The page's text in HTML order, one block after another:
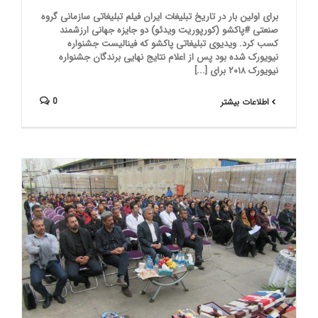
برای اولین بار در تاریخ تبلیغات ایران فیلم تبلیغاتی سازمانی گروه
صنعتی #پاکشو (کورپوریت ویدئو) دو جایزه جهانی ارزشمند
کسب کرد. ویدیوی تبلیغاتی پاکشو که فینالیست جشنواره
نیویورک شده بود پس از اعلام نتایج نهایی برندگان جشنواره
نیویورک ۲۰۱۸ برای [...]
اطلاعات بیشتر 0